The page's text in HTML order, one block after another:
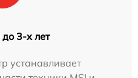
3-х лет
устанавливает